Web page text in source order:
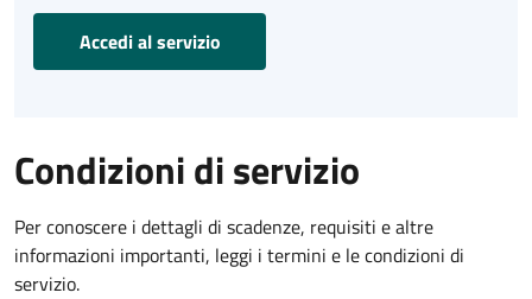
Accedi al servizio
Condizioni di servizio
Per conoscere i dettagli di scadenze, requisiti e altre
informazioni importanti, leggi i termini e le condizioni di
servizio.